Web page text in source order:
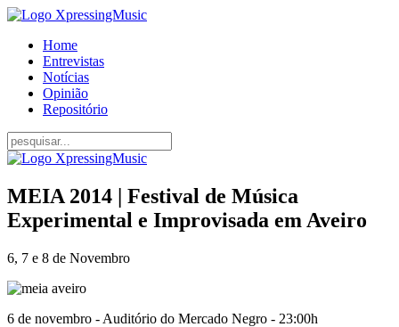
Home
Entrevistas
Notícias
Opinião
Repositório
MEIA 2014 | Festival de Música
Experimental e Improvisada em Aveiro
6, 7 e 8 de Novembro
6 de novembro - Auditório do Mercado Negro - 23:00h